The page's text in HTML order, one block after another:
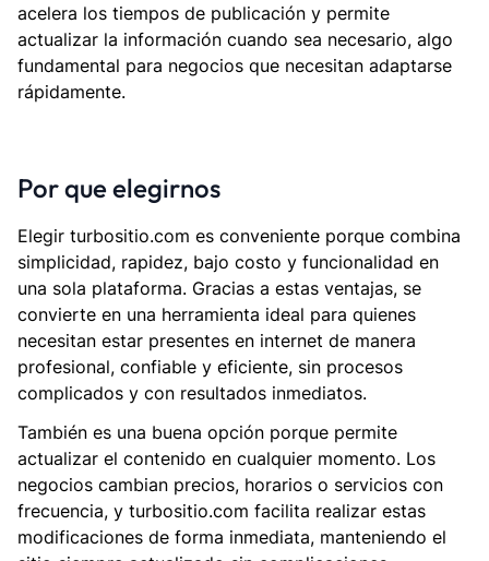
acelera los tiempos de publicación y permite
actualizar la información cuando sea necesario, algo
fundamental para negocios que necesitan adaptarse
rápidamente.
Por que elegirnos
Elegir turbositio.com es conveniente porque combina
simplicidad, rapidez, bajo costo y funcionalidad en
una sola plataforma. Gracias a estas ventajas, se
convierte en una herramienta ideal para quienes
necesitan estar presentes en internet de manera
profesional, confiable y eficiente, sin procesos
complicados y con resultados inmediatos.
También es una buena opción porque permite
actualizar el contenido en cualquier momento. Los
negocios cambian precios, horarios o servicios con
frecuencia, y turbositio.com facilita realizar estas
modificaciones de forma inmediata, manteniendo el